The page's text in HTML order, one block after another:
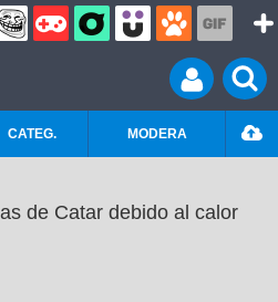
CATEG. MODERA
de Catar debido al calor